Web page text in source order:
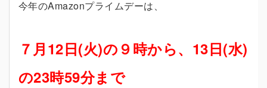
今年のAmazonプライムデーは、
７月12日(火)の９時から、13日(水)
の23時59分まで